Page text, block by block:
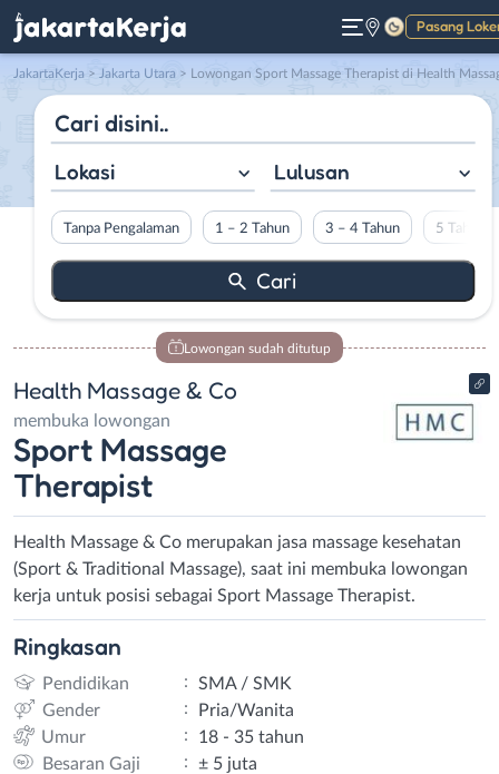
Pasang
Gelap
JakartaKerja > Jakarta Utara > Lowongan Sport Massage Therapist di Health Massage &
Lokasi Lulusan
Tanpa Pengalaman 1 – 2 Tahun 3 – 4 Tahun 5 Tahun
Lowongan sudah ditutup
Health Massage & Co
membuka lowongan
Sport Massage
Therapist
Health Massage & Co merupakan jasa massage kesehatan
(Sport & Traditional Massage), saat ini membuka lowongan
kerja untuk posisi sebagai Sport Massage Therapist.
Ringkasan
Pendidikan :
SMA / SMK
Gender
:
Pria/Wanita
Umur
:
18 - 35 tahun
Besaran Gaji
:
± 5 juta